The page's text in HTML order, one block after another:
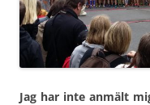
Jag har inte anmält